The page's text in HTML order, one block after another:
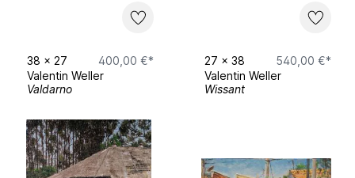
38 x 27
400,00 €*
Valentin Weller
Valdarno
27 x 38
540,00 €*
Valentin Weller
Wissant